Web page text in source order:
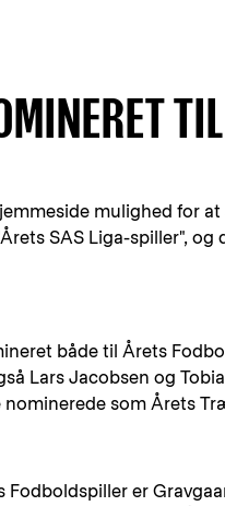
mulighed for
SAS Liga-spiller", og
både til Årets
Lars Jacobsen og
som Årets
Fodboldspiller er